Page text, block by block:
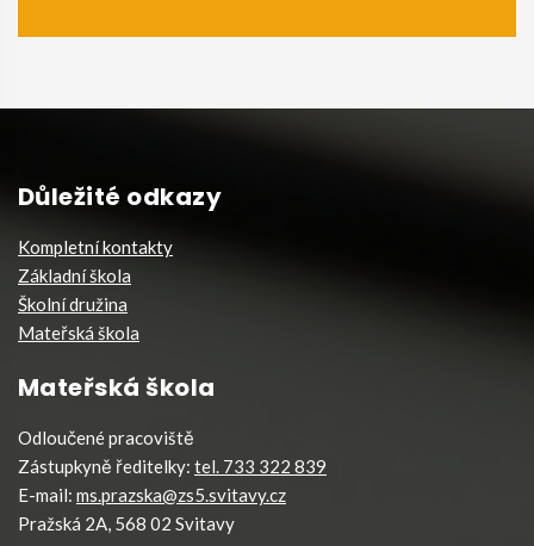
Důležité odkazy
Kompletní kontakty
Základní škola
Školní družina
Mateřská škola
Mateřská škola
Odloučené pracoviště
Zástupkyně ředitelky: tel. 733 322 839
E-mail: ms.prazska@zs5.svitavy.cz
Pražská 2A, 568 02 Svitavy